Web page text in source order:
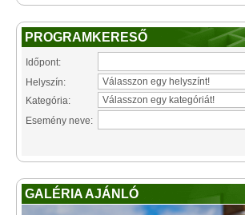
PROGRAMKERESŐ
Időpont:
Helyszín:
Kategória:
Esemény neve:
GALÉRIA AJÁNLÓ